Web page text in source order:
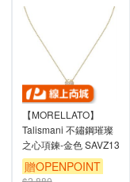
【MORELLATO】
Talismani 不鏽鋼璀璨
之心項鍊-金色 SAVZ13
贈OPENPOINT